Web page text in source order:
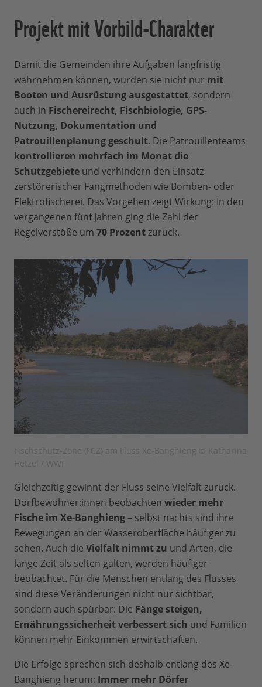
Projekt mit Vorbild-Charakter
Damit die Gemeinden ihre Aufgaben langfristig
wahrnehmen können, wurden sie nicht nur mit
Booten und Ausrüstung ausgestattet, sondern
auch in Fischereirecht, Fischbiologie, GPS-
Nutzung, Dokumentation und
Patrouillenplanung geschult. Die Patrouillenteams
kontrollieren mehrfach im Monat die
Schutzgebiete und verhindern den Einsatz
zerstörerischer Fangmethoden wie Bomben- oder
Elektrofischerei. Das Vorgehen zeigt Wirkung: In den
vergangenen fünf Jahren ging die Zahl der
Regelverstöße um 70 Prozentzurück.
Gleichzeitig gewinnt der Fluss seine Vielfalt zurück.
Dorfbewohner:innen beobachten wieder mehr
Fische im Xe-Banghieng– selbst nachts sind ihre
Bewegungen an der Wasseroberfläche häufiger zu
sehen. Auch die Vielfalt nimmt zu und Arten, die
lange Zeit als selten galten, werden häufiger
beobachtet. Für die Menschen entlang des Flusses
sind diese Veränderungen nicht nur sichtbar,
sondern auch spürbar: Die Fänge steigen,
Ernährungssicherheit verbessert sich und Familien
können mehr Einkommen erwirtschaften.
Die Erfolge sprechen sich deshalb entlang des Xe-
Banghieng herum: Immer mehr Dörfer